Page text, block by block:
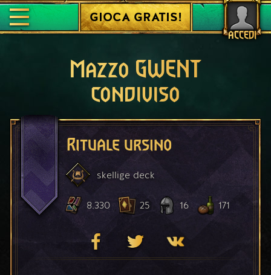
ACCEDI
GIOCA GRATIS!
Mazzo GWENT
condiviso
Rituale ursino
skellige deck
8.330 25 16 171